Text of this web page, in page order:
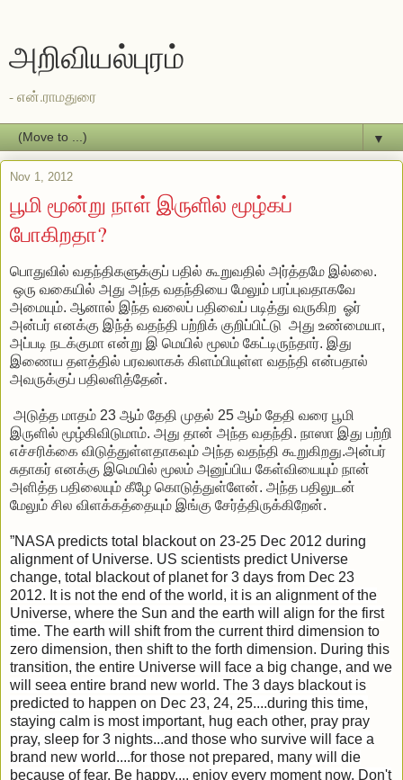
அறிவியல்புரம்
- என்.ராமதுரை
▼
Nov 1, 2012
பூமி மூன்று நாள் இருளில் மூழ்கப்
போகிறதா?
பொதுவில் வதந்திகளுக்குப் பதில் கூறுவதில் அர்த்தமே இல்லை.
ஒரு வகையில் அது அந்த வதந்தியை மேலும் பரப்புவதாகவே
அமையும். ஆனால் இந்த வலைப் பதிவைப் படித்து வருகிற ஓர்
அன்பர் எனக்கு இந்த் வதந்தி பற்றிக் குறிப்பிட்டு அது உண்மையா,
அப்படி நடக்குமா என்று இ மெயில் மூலம் கேட்டிருந்தார். இது
இணைய தளத்தில் பரவலாகக் கிளம்பியுள்ள வதந்தி என்பதால்
அவருக்குப் பதிலளித்தேன்.
அடுத்த மாதம் 23 ஆம் தேதி முதல் 25 ஆம் தேதி வரை பூமி
இருளில் மூழ்கிவிடுமாம். அது தான் அந்த வதந்தி. நாஸா இது பற்றி
எச்சரிக்கை விடுத்துள்ளதாகவும் அந்த வதந்தி கூறுகிறது.அன்பர்
சுதாகர் எனக்கு இமெயில் மூலம் அனுப்பிய கேள்வியையும் நான்
அளித்த பதிலையும் கீழே கொடுத்துள்ளேன். அந்த பதிலுடன்
மேலும் சில விளக்கத்தையும் இங்கு சேர்த்திருக்கிறேன்.
”NASA predicts total blackout on 23-25 Dec 2012 during
alignment of Universe. US scientists predict Universe
change, total blackout of planet for 3 days from Dec 23
2012. It is not the end of the world, it is an alignment of the
Universe, where the Sun and the earth will align for the first
time. The earth will shift from the current third dimension to
zero dimension, then shift to the forth dimension. During this
transition, the entire Universe will face a big change, and we
will seea entire brand new world. The 3 days blackout is
predicted to happen on Dec 23, 24, 25....during this time,
staying calm is most important, hug each other, pray pray
pray, sleep for 3 nights...and those who survive will face a
brand new world....for those not prepared, many will die
because of fear. Be happy..., enjoy every moment now. Don't